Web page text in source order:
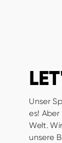
Unser
es!
Welt.
unsere